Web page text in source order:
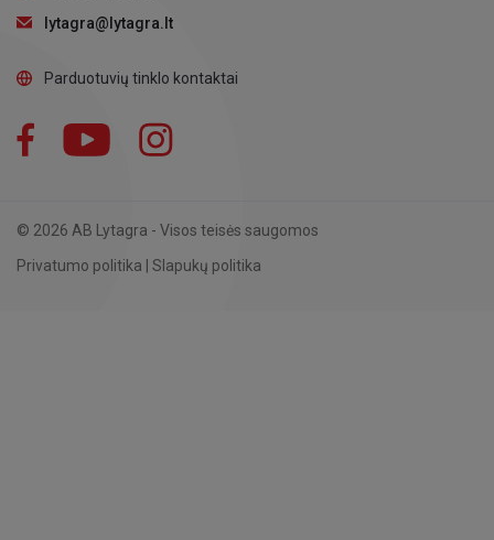
lytagra@lytagra.lt
Parduotuvių tinklo kontaktai
Facebook YouTube
© 2026 AB Lytagra - Visos teisės saugomos
Privatumo politika
Slapukų politika